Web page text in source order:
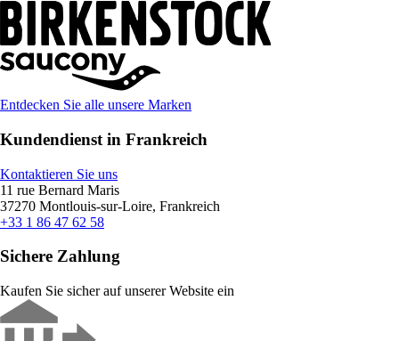
Entdecken Sie alle unsere Marken
Kundendienst in Frankreich
Kontaktieren Sie uns
11 rue Bernard Maris
37270 Montlouis-sur-Loire, Frankreich
+33 1 86 47 62 58
Sichere Zahlung
Kaufen Sie sicher auf unserer Website ein